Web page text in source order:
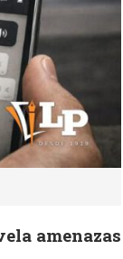
amenazas